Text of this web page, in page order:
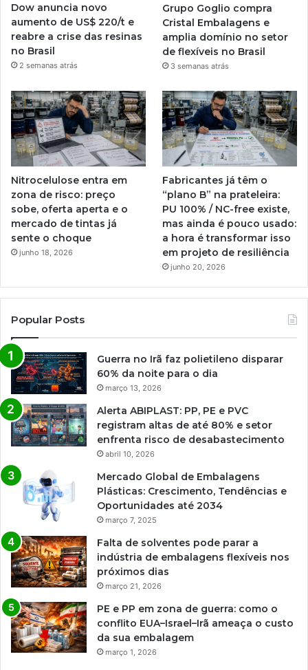
Dow anuncia novo
aumento de US$ 220/t e
reabre a crise das resinas
no Brasil
2 semanas atrás
Grupo Goglio compra
Cristal Embalagens e
amplia domínio no setor
de flexíveis no Brasil
3 semanas atrás
Nitrocelulose entra em
zona de risco: preço
sobe, oferta aperta e o
mercado de tintas já
sente o choque
junho 18, 2026
Fabricantes já têm o
“plano B” na prateleira:
PU 100% / NC-free existe,
mas ainda é pouco usado:
a hora é transformar isso
em projeto de resiliência
junho 20, 2026
Popular Posts
Guerra no Irã faz polietileno disparar
60% da noite para o dia
março 13, 2026
Alerta ABIPLAST: PP, PE e PVC
registram altas de até 80% e setor
enfrenta risco de desabastecimento
abril 10, 2026
Mercado Global de Embalagens
Plásticas: Crescimento, Tendências e
Oportunidades até 2034
março 7, 2025
Falta de solventes pode parar a
indústria de embalagens flexíveis nos
próximos dias
março 21, 2026
PE e PP em zona de guerra: como o
conflito EUA–Israel–Irã ameaça o custo
da sua embalagem
março 1, 2026